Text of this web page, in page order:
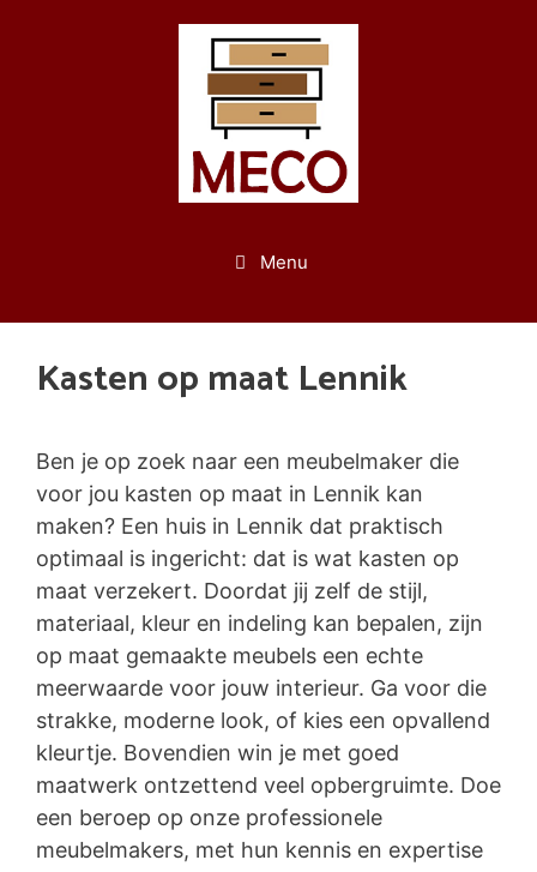
Menu
Kasten op maat Lennik
Ben je op zoek naar een meubelmaker die
voor jou kasten op maat in Lennik kan
maken? Een huis in Lennik dat praktisch
optimaal is ingericht: dat is wat kasten op
maat verzekert. Doordat jij zelf de stijl,
materiaal, kleur en indeling kan bepalen, zijn
op maat gemaakte meubels een echte
meerwaarde voor jouw interieur. Ga voor die
strakke, moderne look, of kies een opvallend
kleurtje. Bovendien win je met goed
maatwerk ontzettend veel opbergruimte. Doe
een beroep op onze professionele
meubelmakers, met hun kennis en expertise